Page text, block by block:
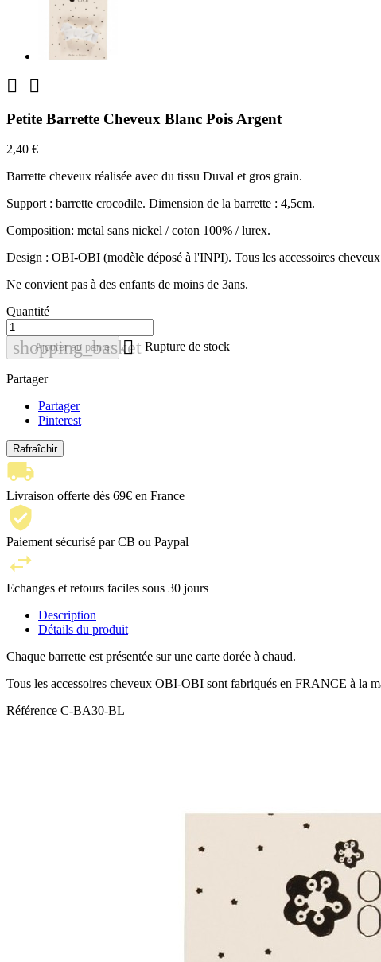
 
Petite Barrette Cheveux Blanc Pois Argent
2,40 €
Barrette cheveux réalisée avec du tissu Duval et gros grain.
Support : barrette crocodile. Dimension de la barrette : 4,5cm.
Composition: metal sans nickel / coton 100% / lurex.
Design : OBI-OBI (modèle déposé à l'INPI). Tous les accessoires
Ne convient pas à des enfants de moins de 3ans.
Quantité
shopping_basket
Ajouter au panier  Rupture de stock
Partager
Partager
Pinterest
Livraison offerte dès 69€ en France
Paiement sécurisé par CB ou Paypal
Echanges et retours faciles sous 30 jours
Description
Détails du produit
Chaque barrette est présentée sur une carte dorée à chaud.
Tous les accessoires cheveux OBI-OBI sont fabriqués en FRANCE à la
Référence C-BA30-BL